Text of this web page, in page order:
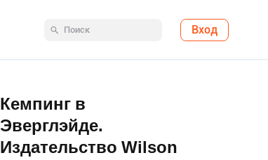
Вход
Кемпинг в
Эверглэйде.
Издательство Wilson